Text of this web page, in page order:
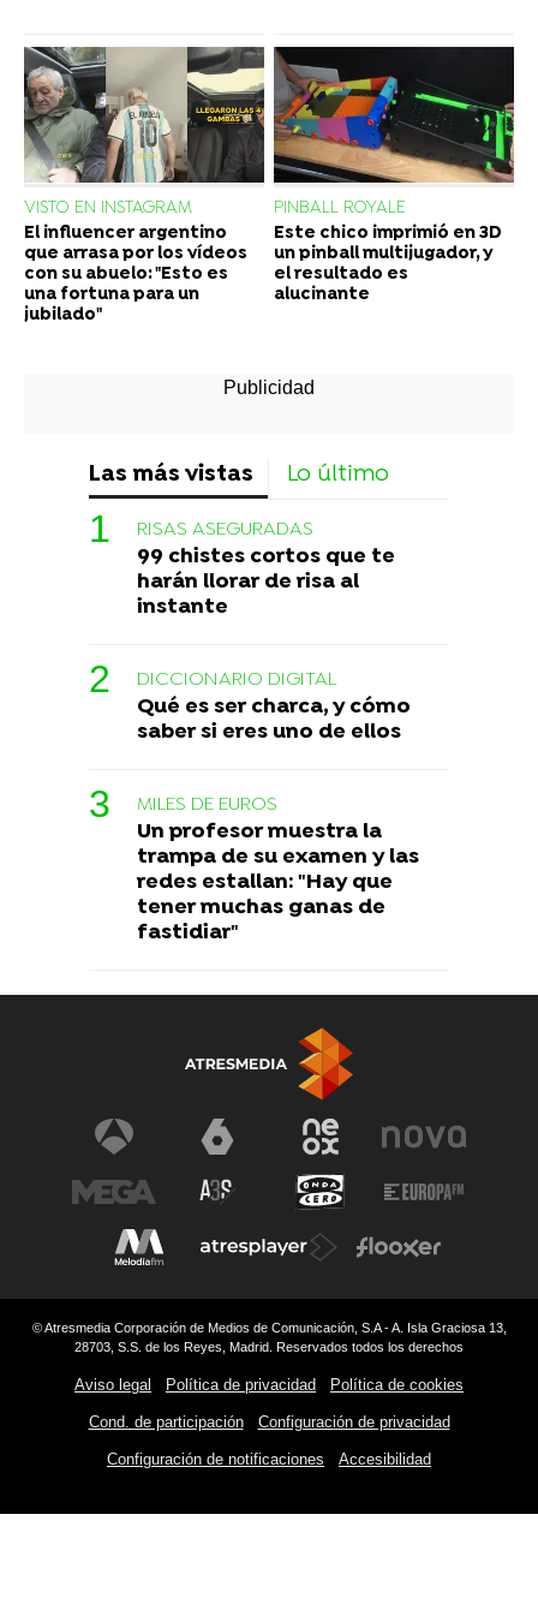
VISTO EN INSTAGRAM
El influencer argentino
que arrasa por los vídeos
con su abuelo: "Esto es
una fortuna para un
jubilado"
PINBALL ROYALE
Este chico imprimió en 3D
un pinball multijugador, y
el resultado es
alucinante
Las más vistas Lo último
RISAS ASEGURADAS
99 chistes cortos que te
harán llorar de risa al
instante
DICCIONARIO DIGITAL
Qué es ser charca, y cómo
saber si eres uno de ellos
MILES DE EUROS
Un profesor muestra la
trampa de su examen y las
redes estallan: "Hay que
tener muchas ganas de
fastidiar"
© Atresmedia Corporación de Medios de Comunicación, S.A - A. Isla Graciosa 13,
28703, S.S. de los Reyes, Madrid. Reservados todos los derechos
Aviso legal Política de privacidad Política de cookies
Cond. de participación Configuración de privacidad
Configuración de notificaciones Accesibilidad